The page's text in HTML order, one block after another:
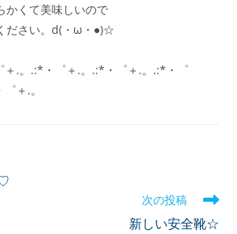
かくて美味しいので
ださい。d(・ω・●)☆
.。.:*・゜＋.。.:*・゜＋.。.:*・゜
＋.。
次の投稿
新しい安全靴☆